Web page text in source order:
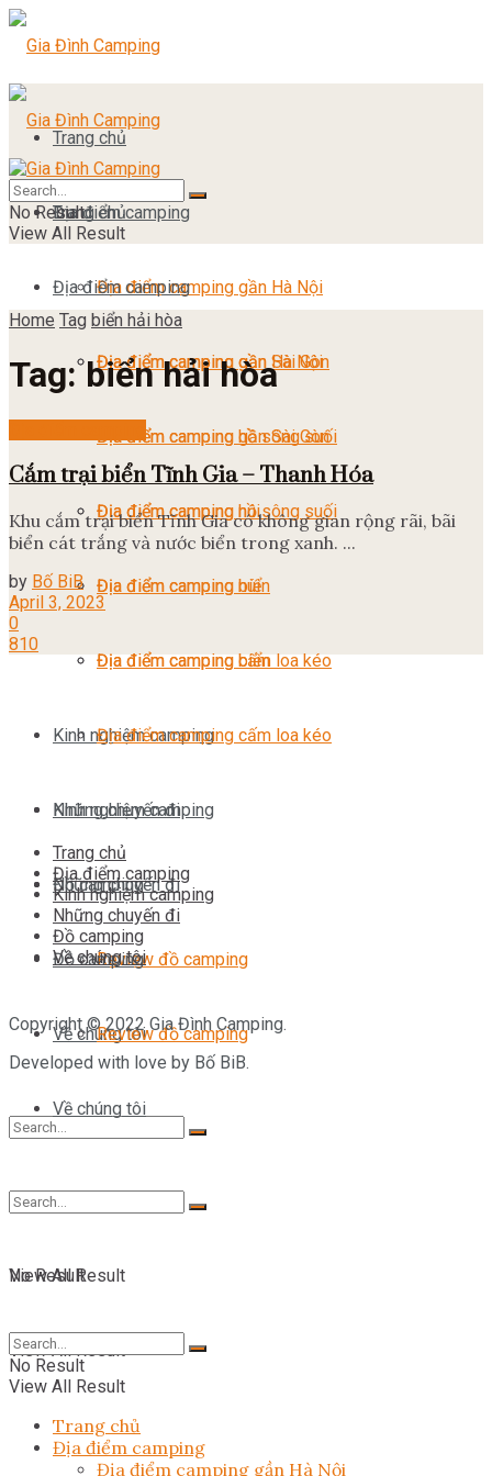
Trang chủ
Địa điểm camping
Địa điểm camping gần Hà Nội
Địa điểm camping gần Sài Gòn
Địa điểm camping hồ sông suối
Địa điểm camping núi
Địa điểm camping biển
Địa điểm camping cấm loa kéo
Kinh nghiệm camping
Những chuyến đi
Đồ camping
Review đồ camping
Về chúng tôi
No Result
View All Result
Trang chủ
Địa điểm camping
Địa điểm camping gần Hà Nội
Địa điểm camping gần Sài Gòn
Địa điểm camping hồ sông suối
Địa điểm camping núi
Địa điểm camping biển
Địa điểm camping cấm loa kéo
Kinh nghiệm camping
Những chuyến đi
Đồ camping
Review đồ camping
Về chúng tôi
No Result
View All Result
No Result
View All Result
Home Tag biển hải hòa
Tag:biển hải hòa
Cắm trại biển Tĩnh Gia – Thanh Hóa
Khu cắm trại biển Tĩnh Gia có không gian rộng rãi, bãi
biển cát trắng và nước biển trong xanh. ...
by Bố BiB
April 3, 2023
0
810
Trang chủ
Địa điểm camping
Kinh nghiệm camping
Những chuyến đi
Đồ camping
Về chúng tôi
Copyright © 2022 Gia Đình Camping.
Developed with love by Bố BiB.
No Result
View All Result
Trang chủ
Địa điểm camping
Địa điểm camping gần Hà Nội